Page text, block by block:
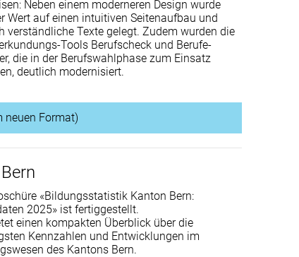
Neben einem moderneren Design wurde
Wert auf einen intuitiven Seitenaufbau und
verständliche Texte gelegt. Zudem wurden die
Tools Berufscheck und Berufe-
die in der Berufswahlphase zum Einsatz
deutlich modernisiert.
neuen Format)
«Bildungsstatistik Kanton Bern:
2025» ist fertiggestellt.
einen kompakten Überblick über die
Kennzahlen und Entwicklungen im
des Kantons Bern.